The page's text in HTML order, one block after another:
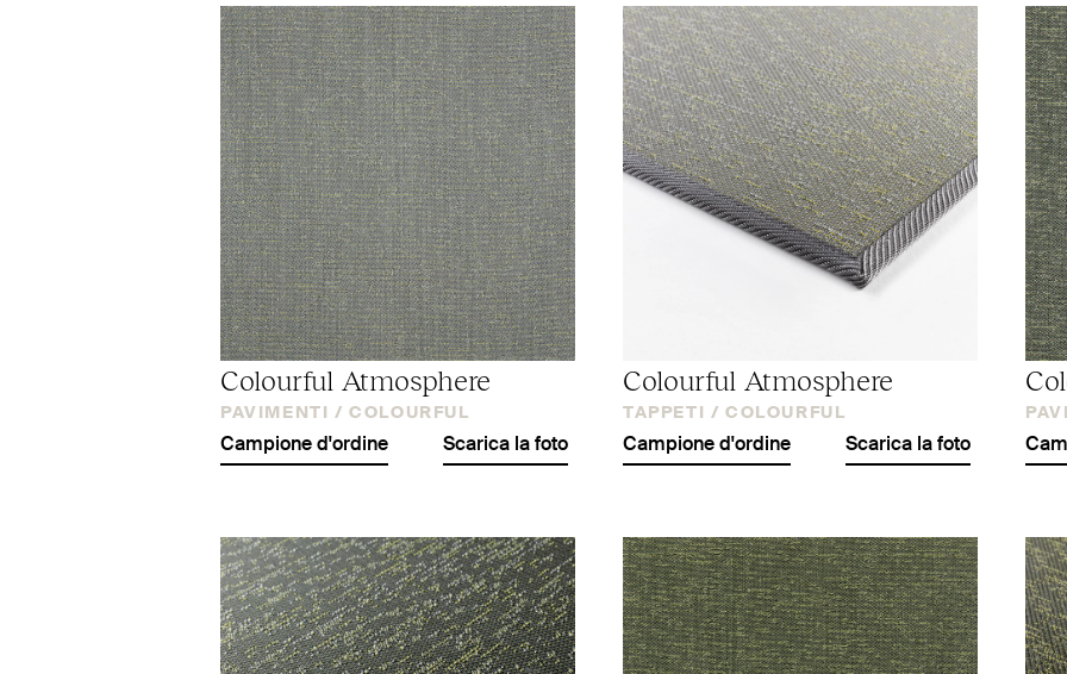
Colourful Atmosphere
PAVIMENTI / COLOURFUL
Campione d'ordine Scarica la foto
Colourful Atmosphere
TAPPETI / COLOURFUL
Campione d'ordine Scarica la foto